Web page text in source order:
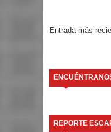
Entrada más
REPORTE